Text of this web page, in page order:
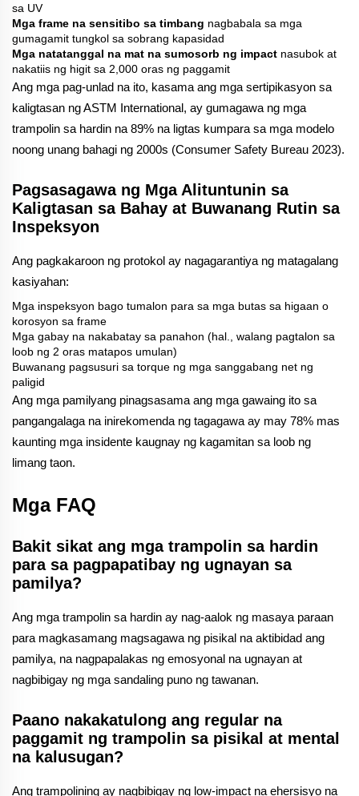
sa UV
Mga frame na sensitibo sa timbang nagbabala sa mga
gumagamit tungkol sa sobrang kapasidad
Mga natatanggal na mat na sumosorb ng impact nasubok at
nakatiis ng higit sa 2,000 oras ng paggamit
Ang mga pag-unlad na ito, kasama ang mga sertipikasyon sa
kaligtasan ng ASTM International, ay gumagawa ng mga
trampolin sa hardin na 89% na ligtas kumpara sa mga modelo
noong unang bahagi ng 2000s (Consumer Safety Bureau 2023).
Pagsasagawa ng Mga Alituntunin sa
Kaligtasan sa Bahay at Buwanang Rutin sa
Inspeksyon
Ang pagkakaroon ng protokol ay nagagarantiya ng matagalang
kasiyahan:
Mga inspeksyon bago tumalon para sa mga butas sa higaan o
korosyon sa frame
Mga gabay na nakabatay sa panahon (hal., walang pagtalon sa
loob ng 2 oras matapos umulan)
Buwanang pagsusuri sa torque ng mga sanggabang net ng
paligid
Ang mga pamilyang pinagsasama ang mga gawaing ito sa
pangangalaga na inirekomenda ng tagagawa ay may 78% mas
kaunting mga insidente kaugnay ng kagamitan sa loob ng
limang taon.
Mga FAQ
Bakit sikat ang mga trampolin sa hardin
para sa pagpapatibay ng ugnayan sa
pamilya?
Ang mga trampolin sa hardin ay nag-aalok ng masaya paraan
para magkasamang magsagawa ng pisikal na aktibidad ang
pamilya, na nagpapalakas ng emosyonal na ugnayan at
nagbibigay ng mga sandaling puno ng tawanan.
Paano nakakatulong ang regular na
paggamit ng trampolin sa pisikal at mental
na kalusugan?
Ang trampolining ay nagbibigay ng low-impact na ehersisyo na